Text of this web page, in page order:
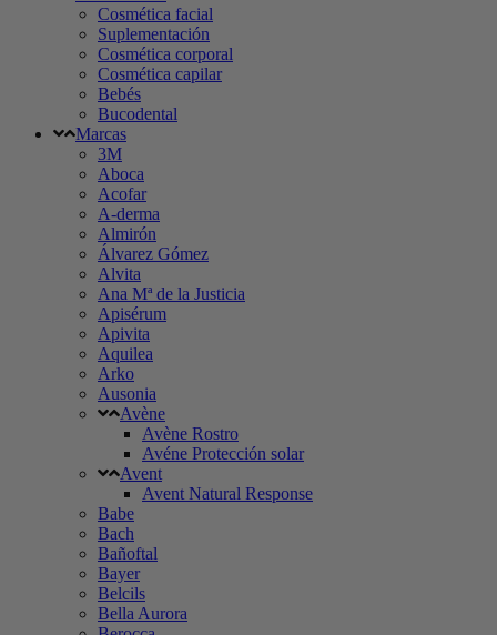
Cosmética facial
Suplementación
Cosmética corporal
Cosmética capilar
Bebés
Bucodental
Marcas
3M
Aboca
Acofar
A-derma
Almirón
Álvarez Gómez
Alvita
Ana Mª de la Justicia
Apisérum
Apivita
Aquilea
Arko
Ausonia
Avène
Avène Rostro
Avéne Protección solar
Avent
Avent Natural Response
Babe
Bach
Bañoftal
Bayer
Belcils
Bella Aurora